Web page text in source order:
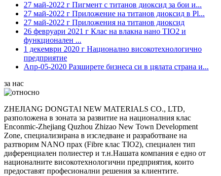
27 май-2022 г Пигмент с титанов диоксид за бои и...
27 май-2022 г Приложение на титанов диоксид в Pl...
27 май-2022 г Приложения на титанов диоксид
26 февруари 2021 г Клас на влакна нано TIO2 и
функционален ...
1 декември 2020 г Национално високотехнологично
предприятие
Апр-05-2020 Разширете бизнеса си в цялата страна и...
за нас
ZHEJIANG DONGTAI NEW MATERIALS CO., LTD,
разположена в зоната за развитие на националния клас
Enconmic-Zhejiang Quzhou Zhizao New Town Development
Zone, специализирана в изследване и разработване на
разтворим NANO прах (Fibre клас TIO2), специален тип
диференциален полиестер и т.н.Нашата компания е едно от
националните високотехнологични предприятия, които
предоставят професионални решения за клиентите.